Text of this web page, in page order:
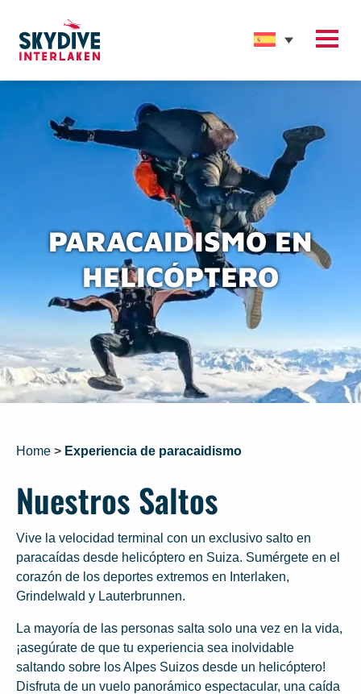
PARACAIDISMO EN
HELICÓPTERO
Home > Experiencia de paracaidismo
Nuestros Saltos
Vive la velocidad terminal con un exclusivo salto en
paracaídas desde helicóptero en Suiza. Sumérgete en el
corazón de los deportes extremos en Interlaken,
Grindelwald y Lauterbrunnen.
La mayoría de las personas salta solo una vez en la vida,
¡asegúrate de que tu experiencia sea inolvidable
saltando sobre los Alpes Suizos desde un helicóptero!
Disfruta de un vuelo panorámico espectacular, una caída